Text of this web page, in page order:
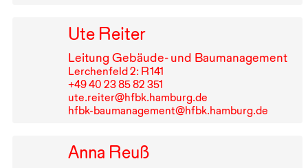
Ute Reiter
Leitung Gebäude- und Baumanagement
Lerchenfeld 2: R⁠ ⁠141
+49⁠ ⁠40⁠ ⁠23⁠ ⁠85⁠ ⁠82⁠ ⁠351
ute.reiter@hfbk.hamburg.de
hfbk-baumanagement@hfbk.hamburg.de
Anna Reuß